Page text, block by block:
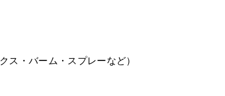
ス・バーム・スプレーなど）